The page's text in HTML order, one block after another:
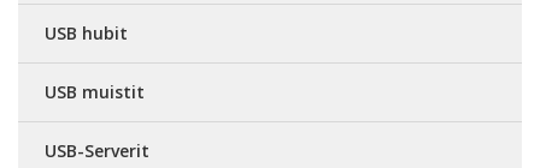
USB hubit
USB muistit
USB-Serverit